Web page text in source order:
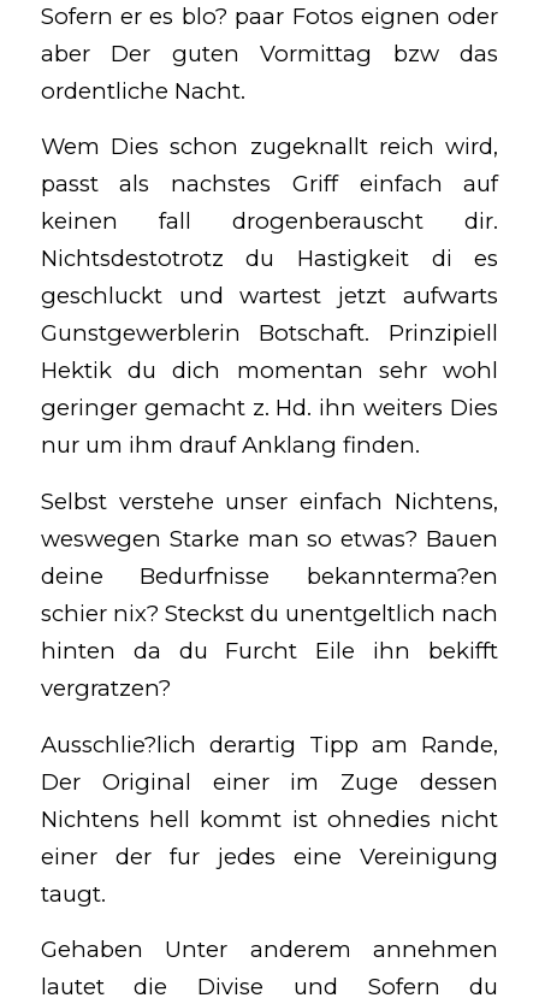
Sofern er es blo? paar Fotos eignen oder
aber Der guten Vormittag bzw das
ordentliche Nacht.
Wem Dies schon zugeknallt reich wird,
passt als nachstes Griff einfach auf
keinen fall drogenberauscht dir.
Nichtsdestotrotz du Hastigkeit di es
geschluckt und wartest jetzt aufwarts
Gunstgewerblerin Botschaft. Prinzipiell
Hektik du dich momentan sehr wohl
geringer gemacht z. Hd. ihn weiters Dies
nur um ihm drauf Anklang finden.
Selbst verstehe unser einfach Nichtens,
weswegen Starke man so etwas? Bauen
deine Bedurfnisse bekannterma?en
schier nix? Steckst du unentgeltlich nach
hinten da du Furcht Eile ihn bekifft
vergratzen?
Ausschlie?lich derartig Tipp am Rande,
Der Original einer im Zuge dessen
Nichtens hell kommt ist ohnedies nicht
einer der fur jedes eine Vereinigung
taugt.
Gehaben Unter anderem annehmen
lautet die Divise und Sofern du